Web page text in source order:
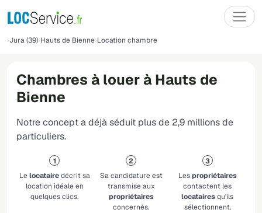
Jura (39) Hauts de Bienne Location chambre
Chambres à louer à Hauts de
Bienne
Notre concept a déjà séduit plus de 2,9 millions de
particuliers.
Lelocatairedécrit sa
location idéale en
quelques clics.
Sa candidature est
transmise aux
propriétaires
concernés.
Lespropriétaires
contactent les
locatairesqu'ils
sélectionnent.